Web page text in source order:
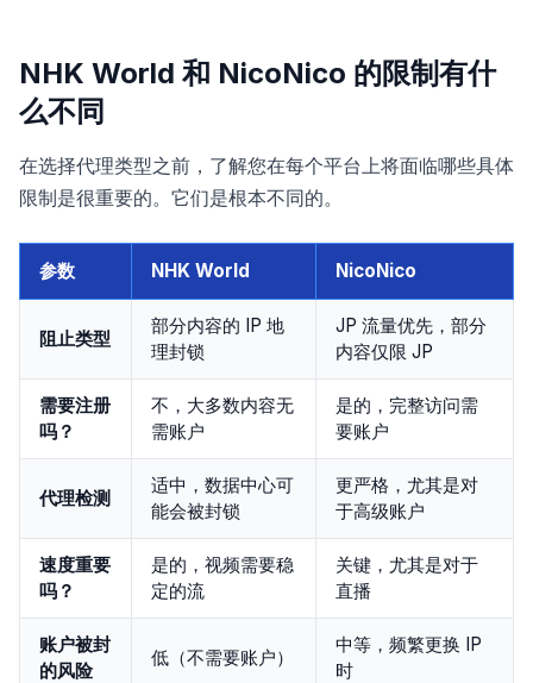
NHK World 和 NicoNico 的限制有什
么不同
在选择代理类型之前，了解您在每个平台上将面临哪些具体
限制是很重要的。它们是根本不同的。
参数 NHK World NicoNico
阻止类型
部分内容的 IP 地
理封锁
JP 流量优先，部分
内容仅限 JP
需要注册
吗？
不，大多数内容无
需账户
是的，完整访问需
要账户
代理检测
适中，数据中心可
能会被封锁
更严格，尤其是对
于高级账户
速度重要
吗？
是的，视频需要稳
定的流
关键，尤其是对于
直播
账户被封
的风险
低（不需要账户）
中等，频繁更换 IP
时